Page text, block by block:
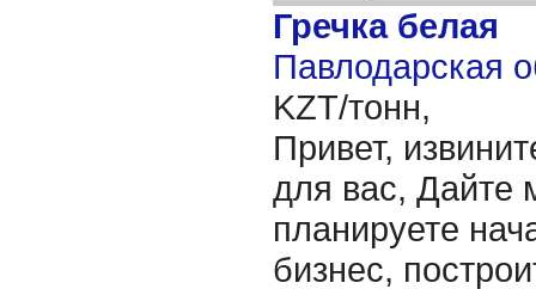
Гречка белая
Павлодарская
KZT/тонн,
Привет,
для вас, Дайте
планируете
бизнес,